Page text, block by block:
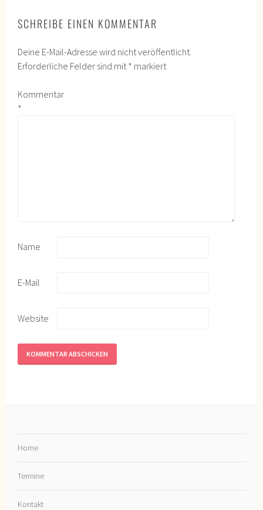
SCHREIBE EINEN KOMMENTAR
Deine E-Mail-Adresse wird nicht veröffentlicht.
Erforderliche Felder sind mit* markiert
Kommentar
*
Name
E-Mail
Website
Home
Termine
Kontakt